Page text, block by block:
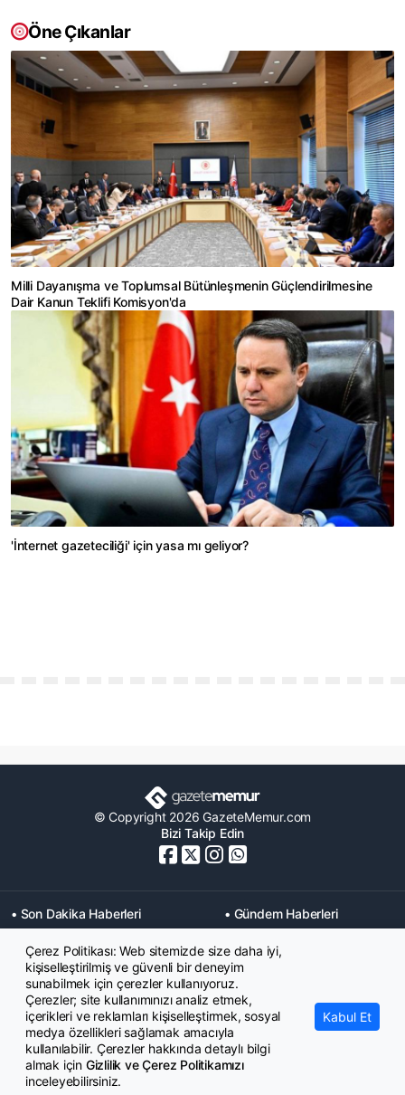
Öne Çıkanlar
Milli Dayanışma ve Toplumsal Bütünleşmenin Güçlendirilmesine
Dair Kanun Teklifi Komisyon'da
'İnternet gazeteciliği' için yasa mı geliyor?
© Copyright 2026 GazeteMemur.com
Bizi Takip Edin
• Son Dakika Haberleri
• Gündem Haberleri
• Memurlar Haberleri
• KPSS Haberleri
• Ekonomi Haberleri
• Eğitim Haberleri
• Yaşam Haberleri
• Maaş Verileri Haberleri
• Mahkeme Kararları
Haberleri
Çerez Politikası: Web sitemizde size daha iyi,
kişiselleştirilmiş ve güvenli bir deneyim
sunabilmek için çerezler kullanıyoruz.
Çerezler; site kullanımınızı analiz etmek,
içerikleri ve reklamları kişiselleştirmek, sosyal
medya özellikleri sağlamak amacıyla
kullanılabilir. Çerezler hakkında detaylı bilgi
almak için Gizlilik ve Çerez Politikamızı
inceleyebilirsiniz.
Kabul Et